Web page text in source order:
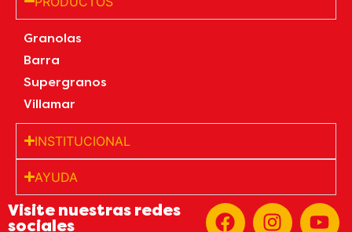
Granolas
Barra
Supergranos
Villamar
INSTITUCIONAL
AYUDA
Visite nuestras redes
sociales